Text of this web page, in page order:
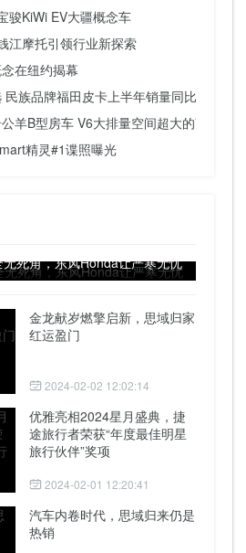
骏KiWi EV大疆概念车
江摩托引领行业新探索
在纽约揭幕
民族品牌福田皮卡上半年销量同比激增超
羊B型房车 V6大排量空间超大的商旅两
精灵#1谍照曝光
死角，东风Honda让严寒无忧
金龙献岁燃擎启新，思域归家
红运盈门
2024-02-02 12:02:14
优雅亮相2024星月盛典，捷
途旅行者荣获“年度最佳明星
旅行伙伴”奖项
2024-02-01 12:20:41
汽车内卷时代，思域归来仍是
热销